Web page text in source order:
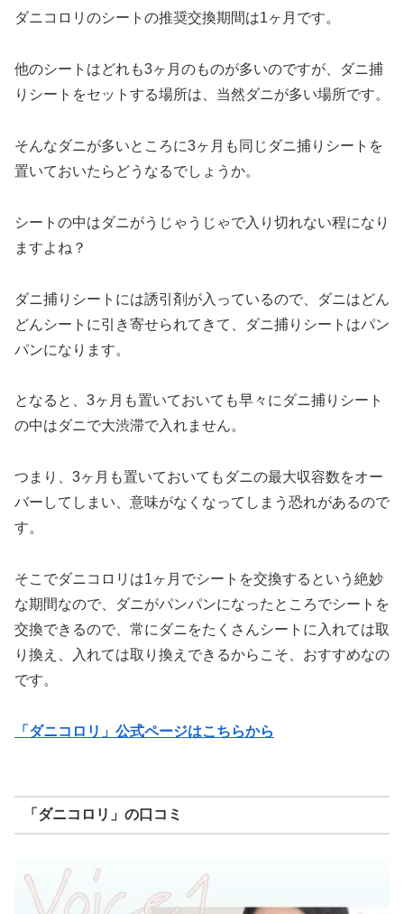
ダニコロリのシートの推奨交換期間は1ヶ月です。
他のシートはどれも3ヶ月のものが多いのですが、ダニ捕
りシートをセットする場所は、当然ダニが多い場所です。
そんなダニが多いところに3ヶ月も同じダニ捕りシートを
置いておいたらどうなるでしょうか。
シートの中はダニがうじゃうじゃで入り切れない程になり
ますよね？
ダニ捕りシートには誘引剤が入っているので、ダニはどん
どんシートに引き寄せられてきて、ダニ捕りシートはパン
パンになります。
となると、3ヶ月も置いておいても早々にダニ捕りシート
の中はダニで大渋滞で入れません。
つまり、3ヶ月も置いておいてもダニの最大収容数をオー
バーしてしまい、意味がなくなってしまう恐れがあるので
す。
そこでダニコロリは1ヶ月でシートを交換するという絶妙
な期間なので、ダニがパンパンになったところでシートを
交換できるので、常にダニをたくさんシートに入れては取
り換え、入れては取り換えできるからこそ、おすすめなの
です。
「ダニコロリ」公式ページはこちらから
「ダニコロリ」の口コミ